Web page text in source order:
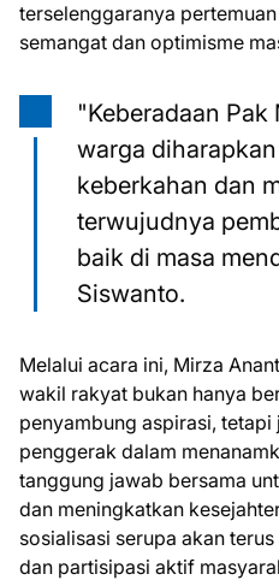
terselenggaranya
semangat dan optimisme
"Keberadaan
warga
keberkahan dan
terwujudnya
baik di masa
Siswanto.
Melalui acara ini, Mirza
wakil rakyat bukan hanya
penyambung aspirasi,
penggerak dalam
tanggung jawab bersama
dan meningkatkan
sosialisasi serupa akan
dan partisipasi aktif